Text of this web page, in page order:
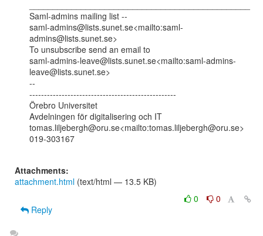
Saml-admins mailing list --
saml-admins@lists.sunet.se<mailto:saml-
admins@lists.sunet.se>
To unsubscribe send an email to
saml-admins-leave@lists.sunet.se<mailto:saml-admins-
leave@lists.sunet.se>
--
--------------------------------------------------
Örebro Universitet
Avdelningen för digitalisering och IT
tomas.liljebergh@oru.se<mailto:tomas.liljebergh@oru.se>
019-303167
Attachments:
attachment.html (text/html — 13.5 KB)
0
0
Reply